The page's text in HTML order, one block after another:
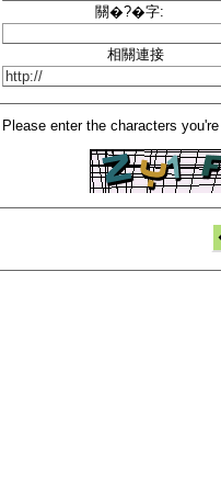
關�?�字:
相關連接
Please enter the characters